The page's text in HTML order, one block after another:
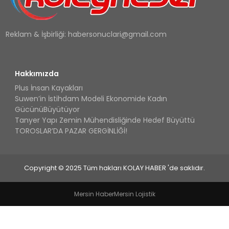
Reklam & İşbirliği: habersonuclari@gmail.com
Hakkımızda
Plus İnsan Kayakları
Suwen’in İstihdam Modeli Ekonomide Kadın
GücünüBüyütüyor
Tanyer Yapı Zemin Mühendisliğinde Hedef Büyüttü
TOROSLAR’DA PAZAR GERGİNLİĞİ!
Copyright © 2025 Tüm hakları KOLAY HABER 'de saklıdır.
Mersin HaberMersin Lojistik